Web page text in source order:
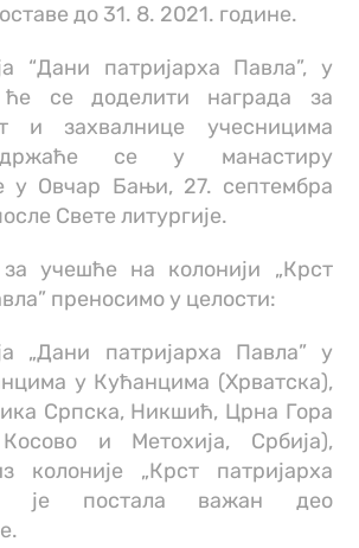
до 31. 8. 2021. године.
“Дани патријарха Павла”, у
ће се доделити награда за
и захвалнице учесницима
се у манастиру
у Овчар Бањи, 27. септембра
Свете литургије.
учешће на колонији „Крст
преносимо у целости:
„Дани патријарха Павла” у
у Кућанцима (Хрватска),
Српска, Никшић, Црна Гора
и Метохија, Србија),
колоније „Крст патријарха
је постала важан део